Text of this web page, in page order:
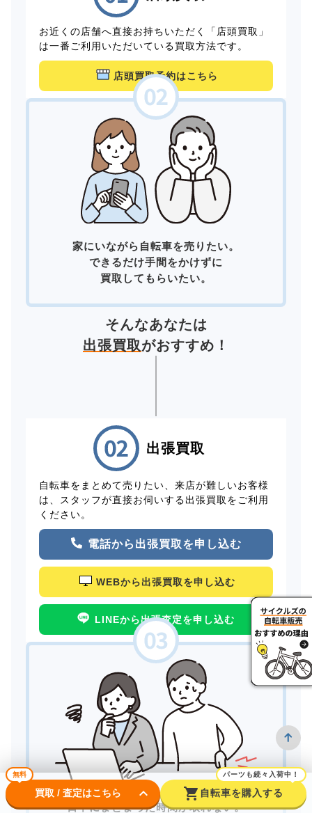
お近くの店舗へ直接お持ちいただく「店頭買取」
は一番ご利用いただいている買取方法です。
店頭買取予約はこちら
家にいながら自転車を売りたい。
できるだけ手間をかけずに
買取してもらいたい。
そんなあなたは
出張買取がおすすめ！
出張買取
自転車をまとめて売りたい、来店が難しいお客様
は、スタッフが直接お伺いする出張買取をご利用
ください。
電話から出張買取を申し込む
WEBから出張買取を申し込む
LINEから出張査定を申し込む
日中にまとまった時間が取れない。
無料
買取 / 査定はこちら keyboard_arrow_down shopping_cart
パーツも続々入荷中！
自転車を購入する